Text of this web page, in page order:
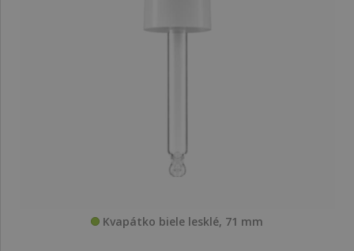
Kvapátko biele lesklé, 71 mm